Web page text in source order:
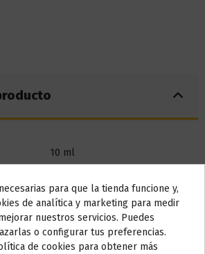
10 ml
Do not show again.
AVISO IMPORTANTE
unos días
para que la tienda funcione y,
de analítica y marketing para medir
nuestros servicios. Puedes
o configurar tus preferencias.
de cookies para obtener más